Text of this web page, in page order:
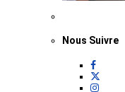
Nous Suivre